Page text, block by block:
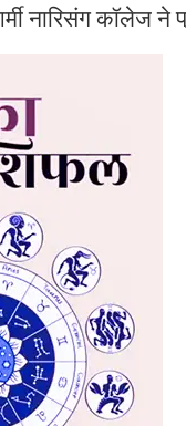
नारिसंग कॉलेज ने